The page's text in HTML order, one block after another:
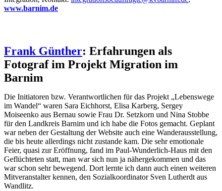
www.barnim.de
Frank Günther: Erfahrungen als
Fotograf im Projekt Migration im
Barnim
Die Initiatoren bzw. Verantwortlichen für das Projekt „Lebenswege
im Wandel“ waren Sara Eichhorst, Elisa Karberg, Sergey
Moiseenko aus Bernau sowie Frau Dr. Setzkorn und Nina Stobbe
für den Landkreis Barnim und ich habe die Fotos gemacht. Geplant
war neben der Gestaltung der Website auch eine Wanderausstellung,
die bis heute allerdings nicht zustande kam. Die sehr emotionale
Feier, quasi zur Eröffnung, fand im Paul-Wunderlich-Haus mit den
Geflüchteten statt, man war sich nun ja nähergekommen und das
war schon sehr bewegend. Dort lernte ich dann auch einen weiteren
Mitveranstalter kennen, den Sozialkoordinator Sven Lutherdt aus
Wandlitz.